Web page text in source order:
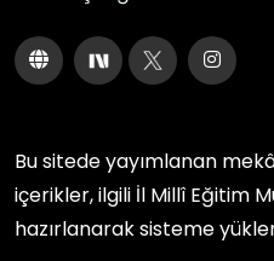
Bu sitede yayımlanan
içerikler, ilgili İl Millî Eğitim
hazırlanarak sisteme